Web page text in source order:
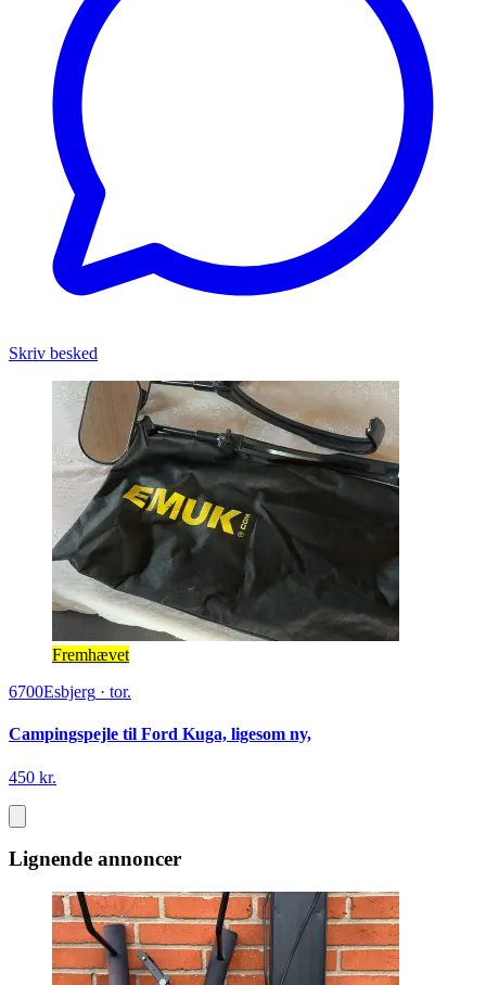
Skriv besked
Fremhævet
6700Esbjerg · tor.
Campingspejle til Ford Kuga, ligesom ny,
450 kr.
Lignende annoncer